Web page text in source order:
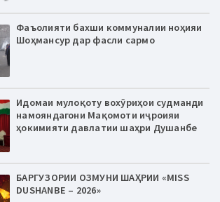
Фаъолияти бахши коммуналии ноҳияи
Шоҳмансур дар фасли сармо
Идомаи мулоқоту вохӯриҳои судманди
намояндагони Мақомоти иҷроияи
ҳокимияти давлатии шаҳри Душанбе
БАРГУЗОРИИ ОЗМУНИ ШАҲРИИ «MISS
DUSHANBE – 2026»